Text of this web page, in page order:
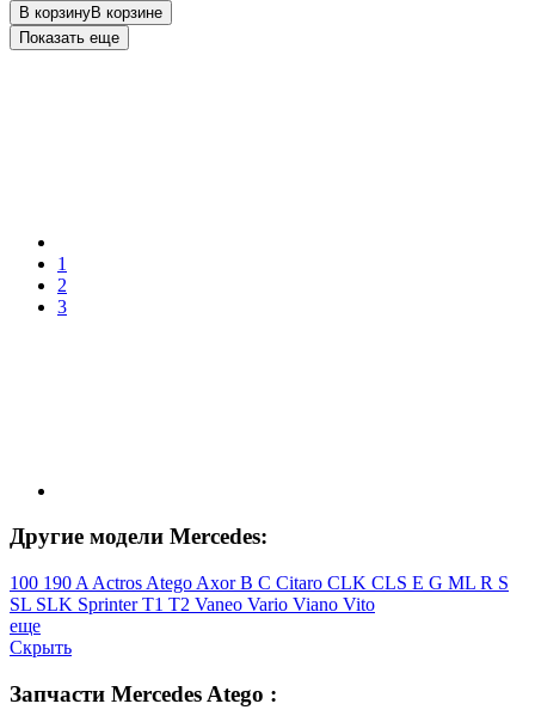
В корзинуВ корзине
Показать еще
1
2
3
Другие модели Mercedes:
100 190 A Actros Atego AxorB C Citaro CLK CLS E G ML R S
SL SLK SprinterT1 T2 Vaneo Vario Viano Vito
еще
Скрыть
Запчасти Mercedes Atego :